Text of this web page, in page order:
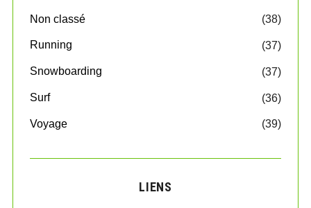
Non classé (38)
Running (37)
Snowboarding (37)
Surf (36)
Voyage (39)
LIENS